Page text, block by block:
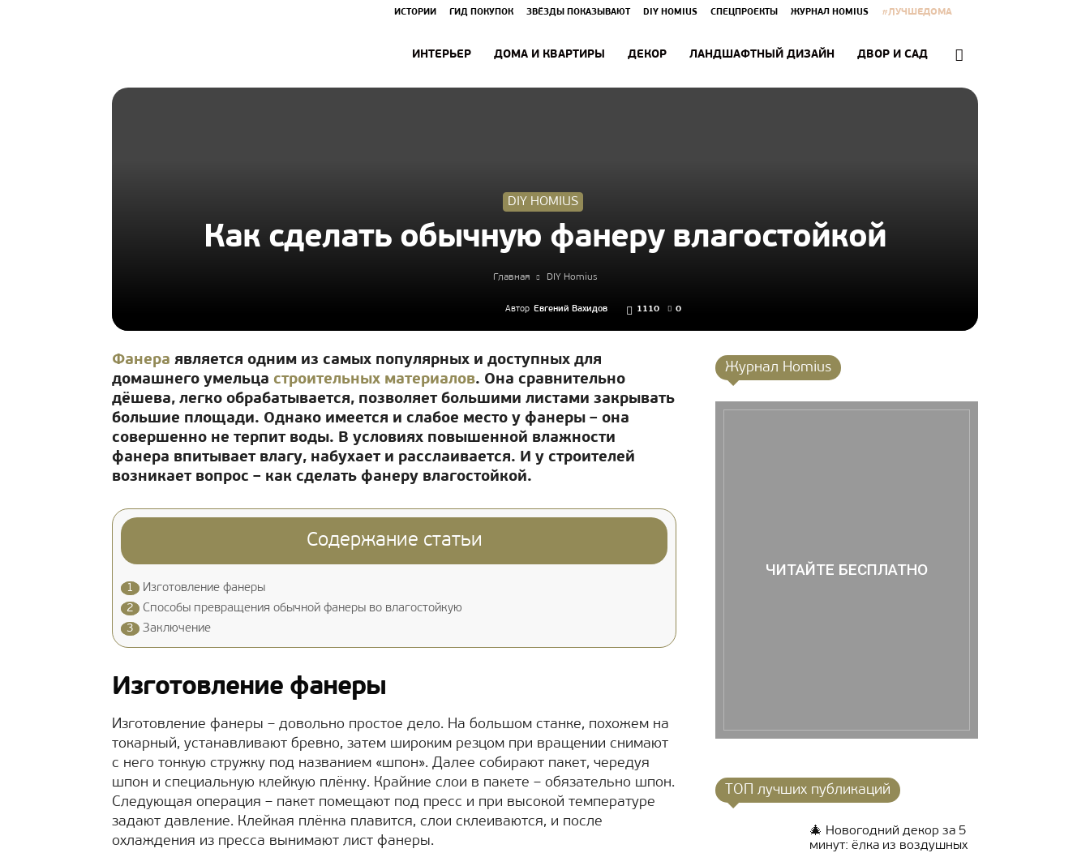
ИСТОРИИ ГИД ПОКУПОК ЗВЁЗДЫ ПОКАЗЫВАЮТ DIY HOMIUS СПЕЦПРОЕКТЫ ЖУРНАЛ HOMIUS #ЛУЧШЕДОМА
ИНТЕРЬЕР ДОМА И КВАРТИРЫ ДЕКОР ЛАНДШАФТНЫЙ ДИЗАЙН ДВОР И САД
DIY HOMIUS
Как сделать обычную фанеру влагостойкой
Главная DIY Homius
Автор Евгений Вахидов 1110 0
Фанера является одним из самых популярных и доступных для
домашнего умельца строительных материалов. Она сравнительно
дёшева, легко обрабатывается, позволяет большими листами закрывать
большие площади. Однако имеется и слабое место у фанеры – она
совершенно не терпит воды. В условиях повышенной влажности
фанера впитывает влагу, набухает и расслаивается. И у строителей
возникает вопрос – как сделать фанеру влагостойкой.
Содержание статьи
1
Изготовление фанеры
2
Способы превращения обычной фанеры во влагостойкую
3
Заключение
Изготовление фанеры
Изготовление фанеры – довольно простое дело. На большом станке, похожем на
токарный, устанавливают бревно, затем широким резцом при вращении снимают
с него тонкую стружку под названием «шпон». Далее собирают пакет, чередуя
шпон и специальную клейкую плёнку. Крайние слои в пакете – обязательно шпон.
Следующая операция – пакет помещают под пресс и при высокой температуре
задают давление. Клейкая плёнка плавится, слои склеиваются, и после
охлаждения из пресса вынимают лист фанеры.
Журнал Homius
ЧИТАЙТЕ БЕСПЛАТНО
ТОП лучших публикаций
🎄 Новогодний декор за 5
минут: ёлка из воздушных